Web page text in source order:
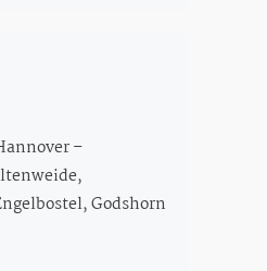
–
Godshorn